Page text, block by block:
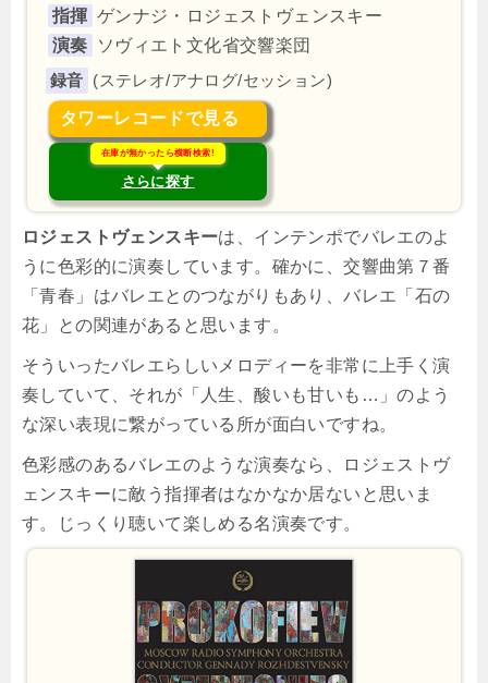
指揮 ゲンナジ・ロジェストヴェンスキー
演奏
ソヴィエト文化省交響楽団
(ステレオ/アナログ/セッション)
タワーレコードで見る
在庫が無かったら横断検索!
さらに探す
ロジェストヴェンスキーは、インテンポでバレエのよ
うに色彩的に演奏しています。確かに、交響曲第７番
「青春」はバレエとのつながりもあり、バレエ「石の
花」との関連があると思います。
そういったバレエらしいメロディーを非常に上手く演
奏していて、それが「人生、酸いも甘いも…」のよう
な深い表現に繋がっている所が面白いですね。
色彩感のあるバレエのような演奏なら、ロジェストヴ
ェンスキーに敵う指揮者はなかなか居ないと思いま
す。じっくり聴いて楽しめる名演奏です。